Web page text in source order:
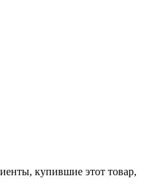
купившие этот товар,